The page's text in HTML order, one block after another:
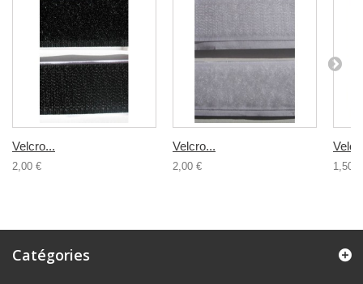
Velcro...
2,00 €
Velcro...
2,00 € 1,50 €
Catégories